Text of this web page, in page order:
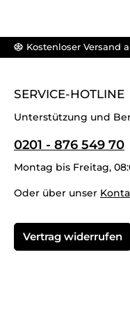
Kostenloser Versand
SERVICE-HOTLINE
Unterstützung und
0201 - 876 549 70
Montag bis Freitag,
Oder über unser
Vertrag widerrufen